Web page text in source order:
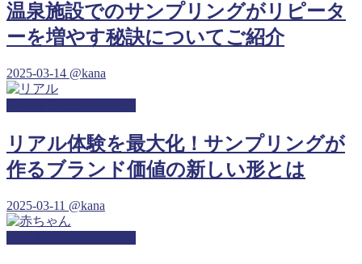
温泉施設でのサンプリングがリピータ
ーを増やす秘訣についてご紹介
2025-03-14 @kana
リアル体験を最大化！サンプリングが
作るブランド価値の新しい形とは
2025-03-11 @kana